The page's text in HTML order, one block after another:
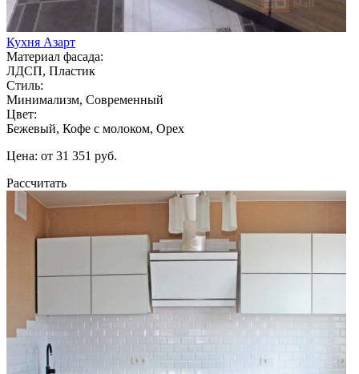
Кухня Азарт
Материал фасада:
ЛДСП, Пластик
Стиль:
Минимализм, Современный
Цвет:
Бежевый, Кофе с молоком, Орех
Цена: от 31 351 руб.
Рассчитать